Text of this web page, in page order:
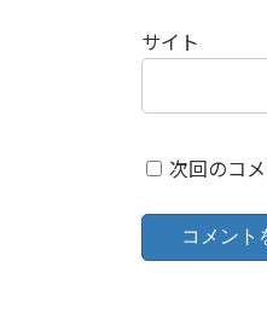
サイト
次回のコ